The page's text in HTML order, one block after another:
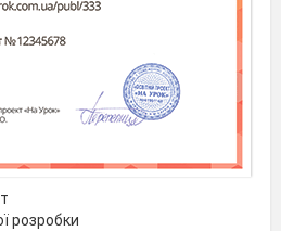
розробки